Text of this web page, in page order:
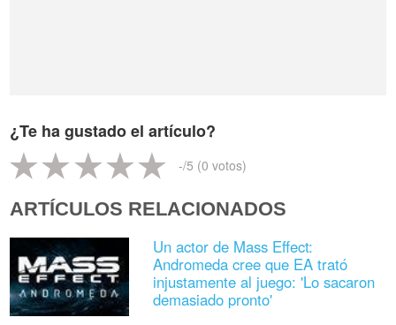
¿Te ha gustado el artículo?
-/5 (0 votos)
ARTÍCULOS RELACIONADOS
Un actor de Mass Effect:
Andromeda cree que EA trató
injustamente al juego: 'Lo sacaron
demasiado pronto'